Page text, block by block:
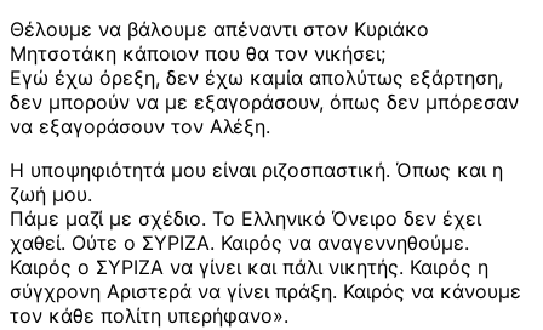
Θέλουμε να βάλουμε απέναντι στον Κυριάκο
Μητσοτάκη κάποιον που θα τον νικήσει;
Εγώ έχω όρεξη, δεν έχω καμία απολύτως εξάρτηση,
δεν μπορούν να με εξαγοράσουν, όπως δεν μπόρεσαν
να εξαγοράσουν τον Αλέξη.
Η υποψηφιότητά μου είναι ριζοσπαστική. Όπως και η
ζωή μου.
Πάμε μαζί με σχέδιο. Το Ελληνικό Όνειρο δεν έχει
χαθεί. Ούτε ο ΣΥΡΙΖΑ. Καιρός να αναγεννηθούμε.
Καιρός ο ΣΥΡΙΖΑ να γίνει και πάλι νικητής. Καιρός η
σύγχρονη Αριστερά να γίνει πράξη. Καιρός να κάνουμε
τον κάθε πολίτη υπερήφανο».